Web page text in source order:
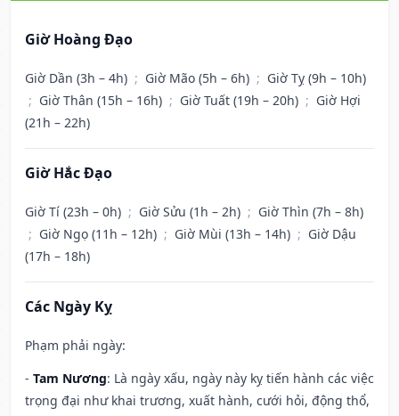
Giờ Hoàng Đạo
Giờ Dần (3h – 4h) ; Giờ Mão (5h – 6h) ; Giờ Tỵ (9h – 10h)
; Giờ Thân (15h – 16h) ; Giờ Tuất (19h – 20h) ; Giờ Hợi
(21h – 22h)
Giờ Hắc Đạo
Giờ Tí (23h – 0h) ; Giờ Sửu (1h – 2h) ; Giờ Thìn (7h – 8h)
; Giờ Ngọ (11h – 12h) ; Giờ Mùi (13h – 14h) ; Giờ Dậu
(17h – 18h)
Các Ngày Kỵ
Phạm phải ngày:
- Tam Nương: Là ngày xấu, ngày này kỵ tiến hành các việc
trọng đại như khai trương, xuất hành, cưới hỏi, động thổ,